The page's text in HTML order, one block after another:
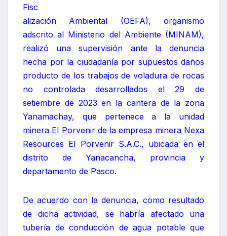
Fisc
alización Ambiental (OEFA), organismo
adscrito al Ministerio del Ambiente (MINAM),
realizó una supervisión ante la denuncia
hecha por la ciudadanía por supuestos daños
producto de los trabajos de voladura de rocas
no controlada desarrollados el 29 de
setiembre de 2023 en la cantera de la zona
Yanamachay, que pertenece a la unidad
minera El Porvenir de la empresa minera Nexa
Resources El Porvenir S.A.C., ubicada en el
distrito de Yanacancha, provincia y
departamento de Pasco.
De acuerdo con la denuncia, como resultado
de dicha actividad, se habría afectado una
tubería de conducción de agua potable que